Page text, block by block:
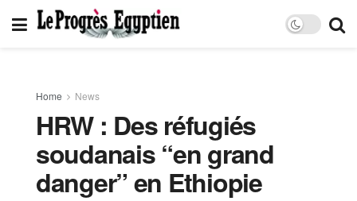
Home News
HRW : Des réfugiés
soudanais “en grand
danger” en Ethiopie